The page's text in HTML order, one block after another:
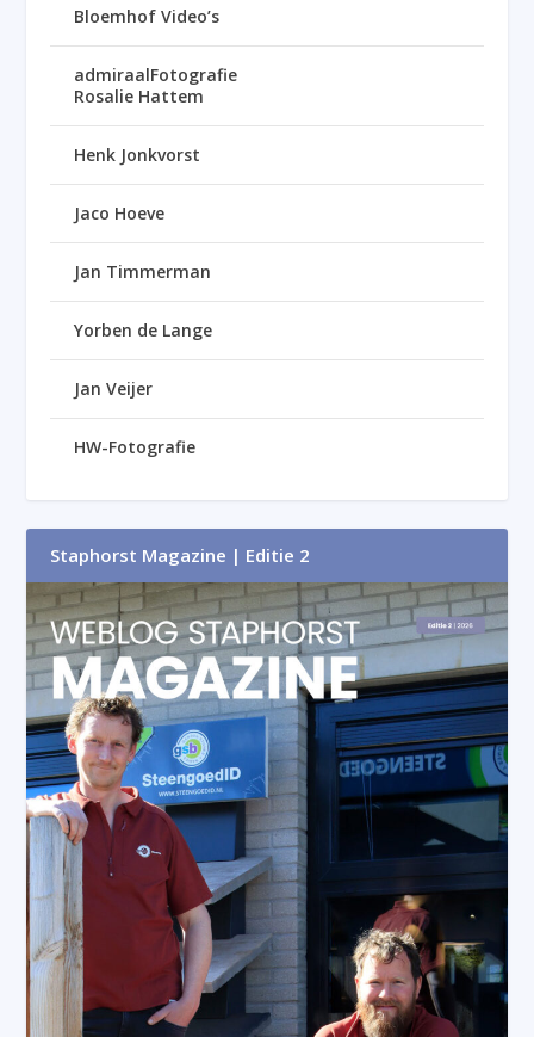
Bloemhof Video’s
admiraalFotografie
Rosalie Hattem
Henk Jonkvorst
Jaco Hoeve
Jan Timmerman
Yorben de Lange
Jan Veijer
HW-Fotografie
Staphorst Magazine | Editie 2